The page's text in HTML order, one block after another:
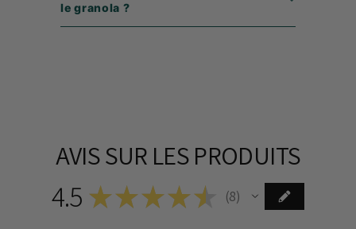
le granola ?
AVIS SUR LES PRODUITS
4.5 ★ ★ ★ ★ ★ 8
8